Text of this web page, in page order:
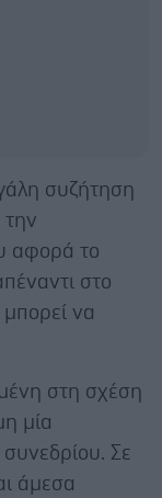
συζήτηση
αφορά το
στο
μπορεί να
στη σχέση
μία
Σε
άμεσα